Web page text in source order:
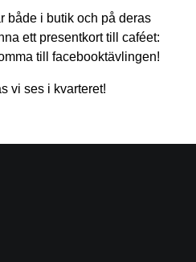
både i butik och på deras
ett presentkort till caféet:
till facebooktävlingen!
vi ses i kvarteret!